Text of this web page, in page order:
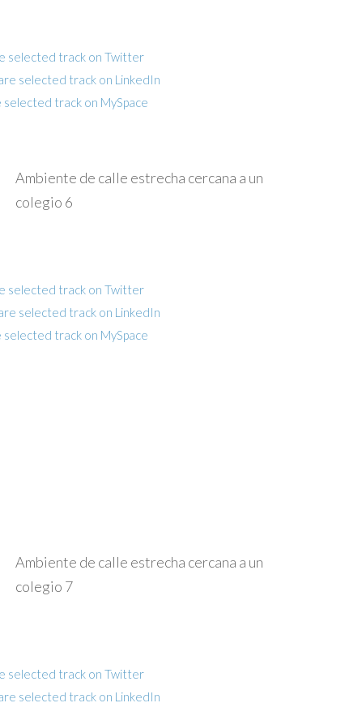
Ambiente de calle estrecha cercana a un
colegio 6
Ambiente de calle estrecha cercana a un
colegio 7